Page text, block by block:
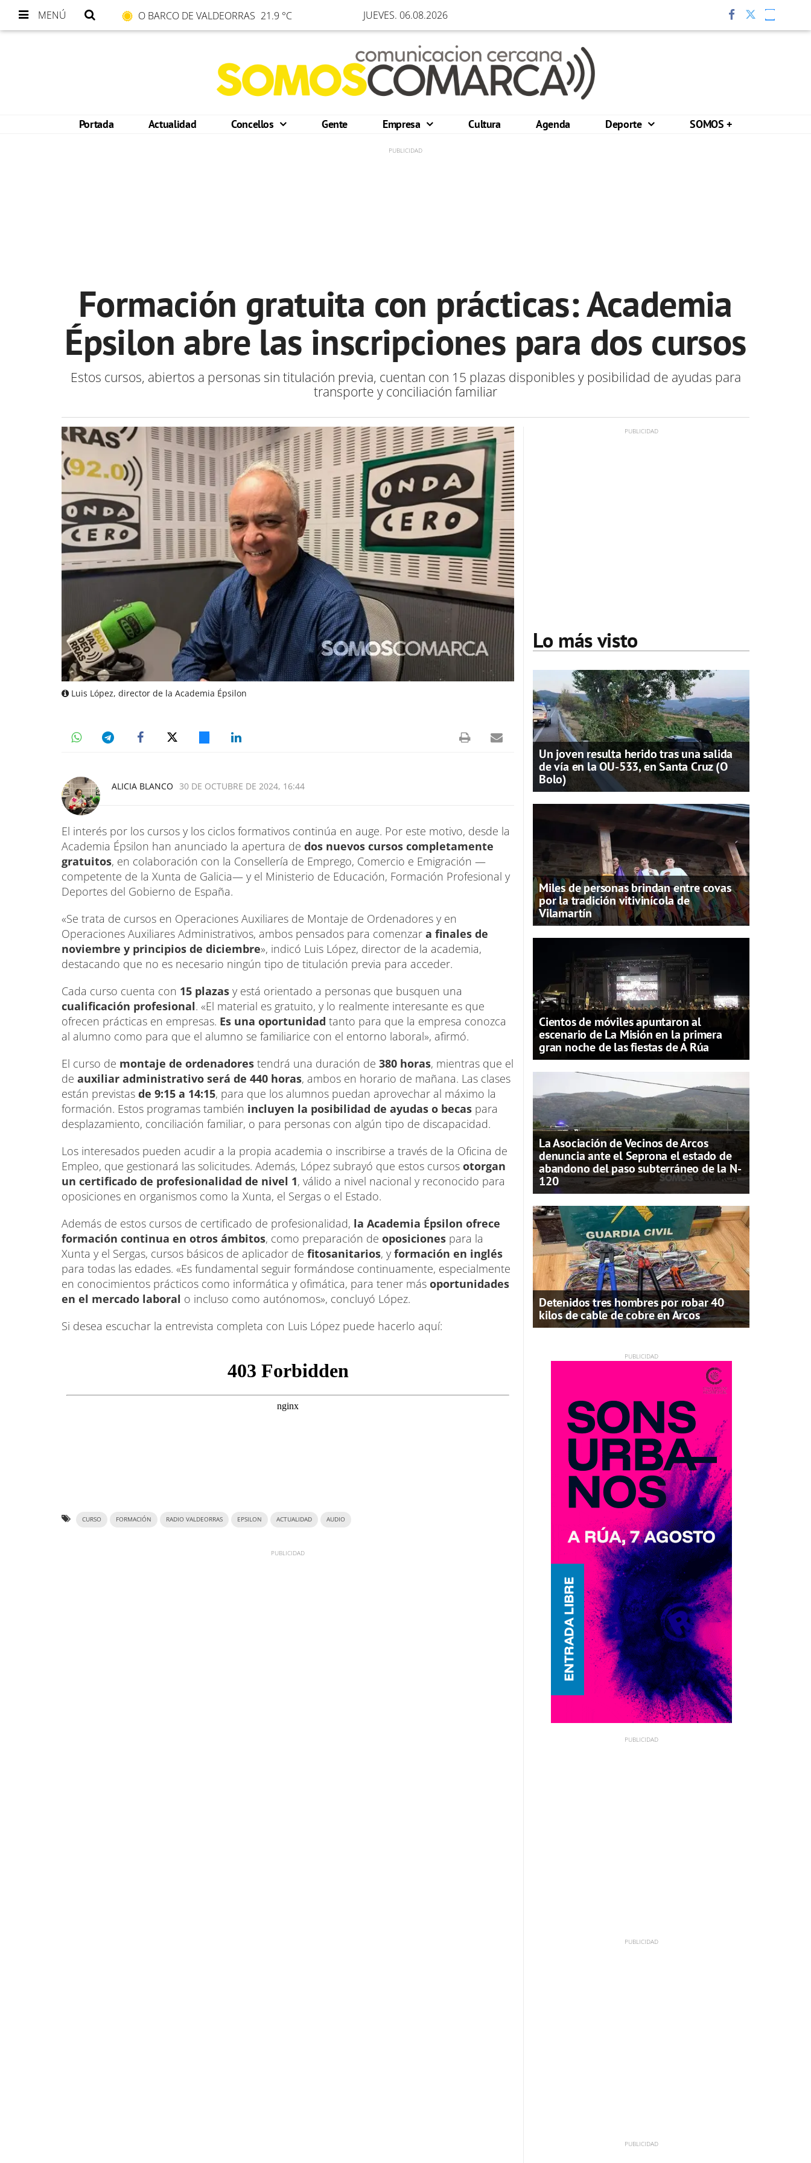
MENÚ O BARCO DE VALDEORRAS 21.9 °C JUEVES. 06.08.2026
Portada Actualidad Concellos Gente Empresa Cultura Agenda Deporte SOMOS +
Formación gratuita con prácticas: Academia
Épsilon abre las inscripciones para dos cursos
Estos cursos, abiertos a personas sin titulación previa, cuentan con 15 plazas disponibles y posibilidad de ayudas para
transporte y conciliación familiar
Luis López, director de la Academia Épsilon
ALICIA BLANCO 30 DE OCTUBRE DE 2024, 16:44
El interés por los cursos y los ciclos formativos continúa en auge. Por este motivo, desde la
Academia Épsilon han anunciado la apertura de dos nuevos cursos completamente
gratuitos, en colaboración con la Consellería de Emprego, Comercio e Emigración —
competente de la Xunta de Galicia— y el Ministerio de Educación, Formación Profesional y
Deportes del Gobierno de España.
«Se trata de cursos en Operaciones Auxiliares de Montaje de Ordenadores y en
Operaciones Auxiliares Administrativos, ambos pensados para comenzar a finales de
noviembre y principios de diciembre», indicó Luis López, director de la academia,
destacando que no es necesario ningún tipo de titulación previa para acceder.
Cada curso cuenta con 15 plazas y está orientado a personas que busquen una
cualificación profesional. «El material es gratuito, y lo realmente interesante es que
ofrecen prácticas en empresas. Es una oportunidad tanto para que la empresa conozca
al alumno como para que el alumno se familiarice con el entorno laboral», afirmó.
El curso de montaje de ordenadores tendrá una duración de 380 horas, mientras que el
de auxiliar administrativo será de 440 horas, ambos en horario de mañana. Las clases
están previstas de 9:15 a 14:15, para que los alumnos puedan aprovechar al máximo la
formación. Estos programas también incluyen la posibilidad de ayudas o becas para
desplazamiento, conciliación familiar, o para personas con algún tipo de discapacidad.
Los interesados pueden acudir a la propia academia o inscribirse a través de la Oficina de
Empleo, que gestionará las solicitudes. Además, López subrayó que estos cursos otorgan
un certificado de profesionalidad de nivel 1, válido a nivel nacional y reconocido para
oposiciones en organismos como la Xunta, el Sergas o el Estado.
Además de estos cursos de certificado de profesionalidad, la Academia Épsilon ofrece
formación continua en otros ámbitos, como preparación de oposiciones para la
Xunta y el Sergas, cursos básicos de aplicador de fitosanitarios, y formación en inglés
para todas las edades. «Es fundamental seguir formándose continuamente, especialmente
en conocimientos prácticos como informática y ofimática, para tener más oportunidades
en el mercado laboral o incluso como autónomos», concluyó López.
Si desea escuchar la entrevista completa con Luis López puede hacerlo aquí:
CURSO FORMACIÓN RADIO VALDEORRAS EPSILON ACTUALIDAD AUDIO
Lo más visto
Un joven resulta herido tras una salida
de vía en la OU-533, en Santa Cruz (O
Bolo)
Miles de personas brindan entre covas
por la tradición vitivinícola de
Vilamartín
Cientos de móviles apuntaron al
escenario de La Misión en la primera
gran noche de las fiestas de A Rúa
La Asociación de Vecinos de Arcos
denuncia ante el Seprona el estado de
abandono del paso subterráneo de la N-
120
Detenidos tres hombres por robar 40
kilos de cable de cobre en Arcos